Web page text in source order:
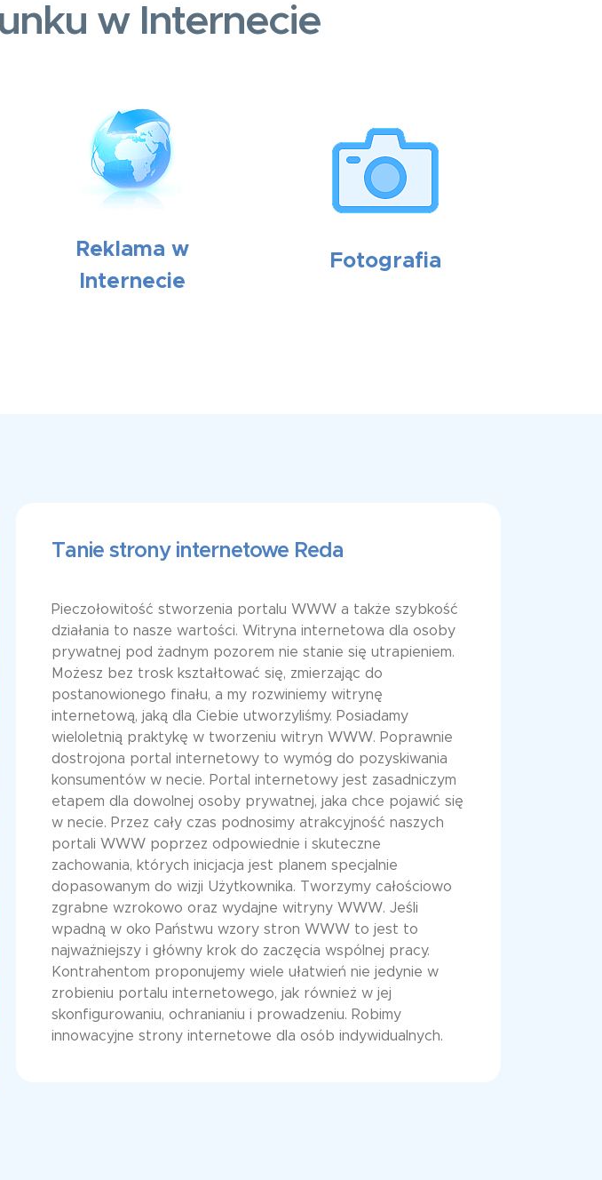
w Internecie
Reklama w
Internecie
Fotografia
Tanie strony internetowe Reda
Pieczołowitość stworzenia portalu WWW a także szybkość
działania to nasze wartości. Witryna internetowa dla osoby
prywatnej pod żadnym pozorem nie stanie się utrapieniem.
Możesz bez trosk kształtować się, zmierzając do
postanowionego finału, a my rozwiniemy witrynę
internetową, jaką dla Ciebie utworzyliśmy. Posiadamy
wieloletnią praktykę w tworzeniu witryn WWW. Poprawnie
dostrojona portal internetowy to wymóg do pozyskiwania
konsumentów w necie. Portal internetowy jest zasadniczym
etapem dla dowolnej osoby prywatnej, jaka chce pojawić się
w necie. Przez cały czas podnosimy atrakcyjność naszych
portali WWW poprzez odpowiednie i skuteczne
zachowania, których inicjacja jest planem specjalnie
dopasowanym do wizji Użytkownika. Tworzymy całościowo
zgrabne wzrokowo oraz wydajne witryny WWW. Jeśli
wpadną w oko Państwu wzory stron WWW to jest to
najważniejszy i główny krok do zaczęcia wspólnej pracy.
Kontrahentom proponujemy wiele ułatwień nie jedynie w
zrobieniu portalu internetowego, jak również w jej
skonfigurowaniu, ochranianiu i prowadzeniu. Robimy
innowacyjne strony internetowe dla osób indywidualnych.